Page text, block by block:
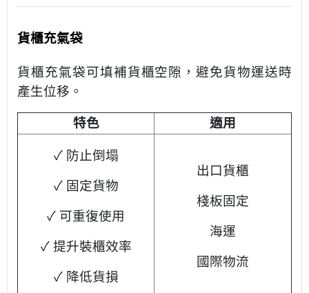
貨櫃充氣袋
貨櫃充氣袋可填補貨櫃空隙，避免貨物運送時
產生位移。
特色 適用
✓ 防止倒塌
✓ 固定貨物
✓ 可重復使用
✓ 提升裝櫃效率
✓ 降低貨損
出口貨櫃
棧板固定
海運
國際物流